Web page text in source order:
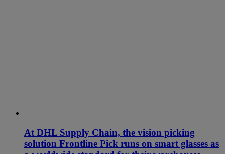
At DHL Supply Chain, the vision picking
solution Frontline Pick runs on smart glasses as